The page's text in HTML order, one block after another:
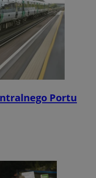
Portu